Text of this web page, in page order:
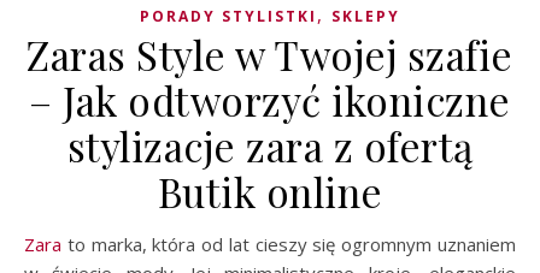
PORADY STYLISTKI , SKLEPY
Zaras Style w Twojej szafie
– Jak odtworzyć ikoniczne
stylizacje zara z ofertą
Butik online
Zara to marka, która od lat cieszy się ogromnym uznaniem